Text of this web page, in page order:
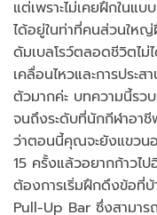
แต่เพราะไม่เคยฝึกในแ
ได้อยู่ในท่าที่คนส่วนให
ดัมเบลโรว์ตลอดชีวิตไม่
เคลื่อนไหวและการประ
ตัวมากค่ะ บทความนี้รว
จนถึงระดับที่นักกีฬาอาชี
ว่าตอนนี้คุณจะยังแขวน
15 ครั้งแล้วอยากก้าวไ
ต้องการเริ่มฝึกดึงข้อ
Pull-Up Bar ซึ่งสามา